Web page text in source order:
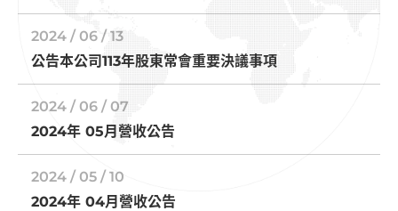
2024 / 06 / 13
公告本公司113年股東常會重要決議事項
2024 / 06 / 07
2024年 05月營收公告
2024 / 05 / 10
2024年 04月營收公告